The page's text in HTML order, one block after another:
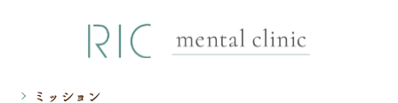
ミッション